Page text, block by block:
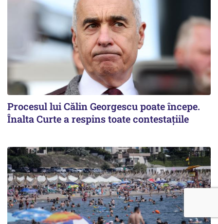
Procesul lui Călin Georgescu poate începe.
Înalta Curte a respins toate contestațiile